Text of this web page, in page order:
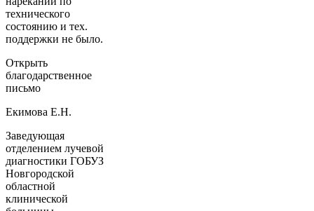
технического
состоянию и тех.
поддержки не было.
Открыть
благодарственное
письмо
Екимова Е.Н.
Заведующая
отделением лучевой
диагностики ГОБУЗ
Новгородской
областной
клинической